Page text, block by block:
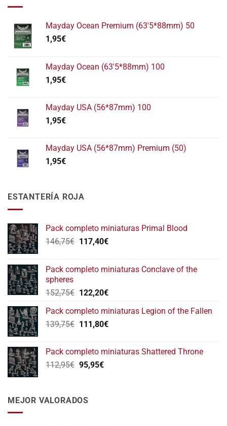
Mayday Ocean Premium (63'5*88mm) 50
1,95€
Mayday Ocean (63'5*88mm) 100
1,95€
Mayday USA (56*87mm) 100
1,95€
Mayday USA (56*87mm) Premium (50)
1,95€
ESTANTERÍA ROJA
Pack completo miniaturas Primal Blood
146,75€ El
era:
117,40€El
es:
Pack completo miniaturas Conclave of the
spheres
152,75€ El
original
era:
122,20€El
actual
es:
Pack completo miniaturas Legion of the Fallen
139,75€ El
era:
139,75€.
111,80€El
es:
Pack completo miniaturas Shattered Throne
112,95€ El
era:
95,95€El
MEJOR VALORADOS